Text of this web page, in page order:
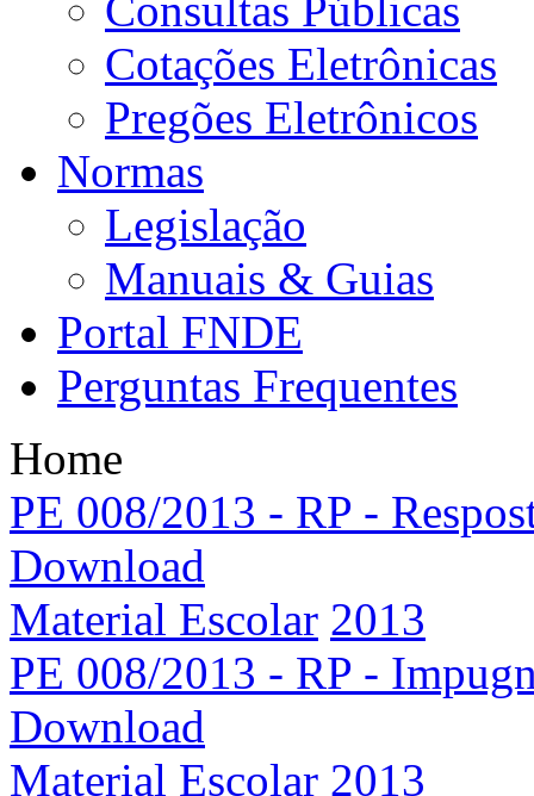
Cotações Eletrônicas
Pregões Eletrônicos
Normas
Legislação
Manuais & Guias
Portal FNDE
Perguntas Frequentes
Home
PE 008/2013 - RP -
Download
Material Escolar 2013
PE 008/2013 - RP -
Download
Material Escolar 2013